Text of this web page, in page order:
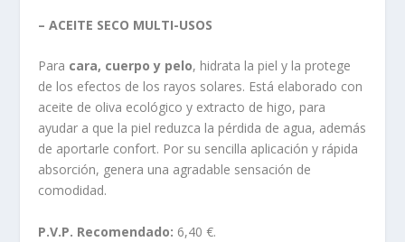
– ACEITE SECO MULTI-USOS
Para cara, cuerpo y pelo, hidrata la piel y la protege
de los efectos de los rayos solares. Está elaborado con
aceite de oliva ecológico y extracto de higo, para
ayudar a que la piel reduzca la pérdida de agua, además
de aportarle confort. Por su sencilla aplicación y rápida
absorción, genera una agradable sensación de
comodidad.
P.V.P. Recomendado: 6,40 €.